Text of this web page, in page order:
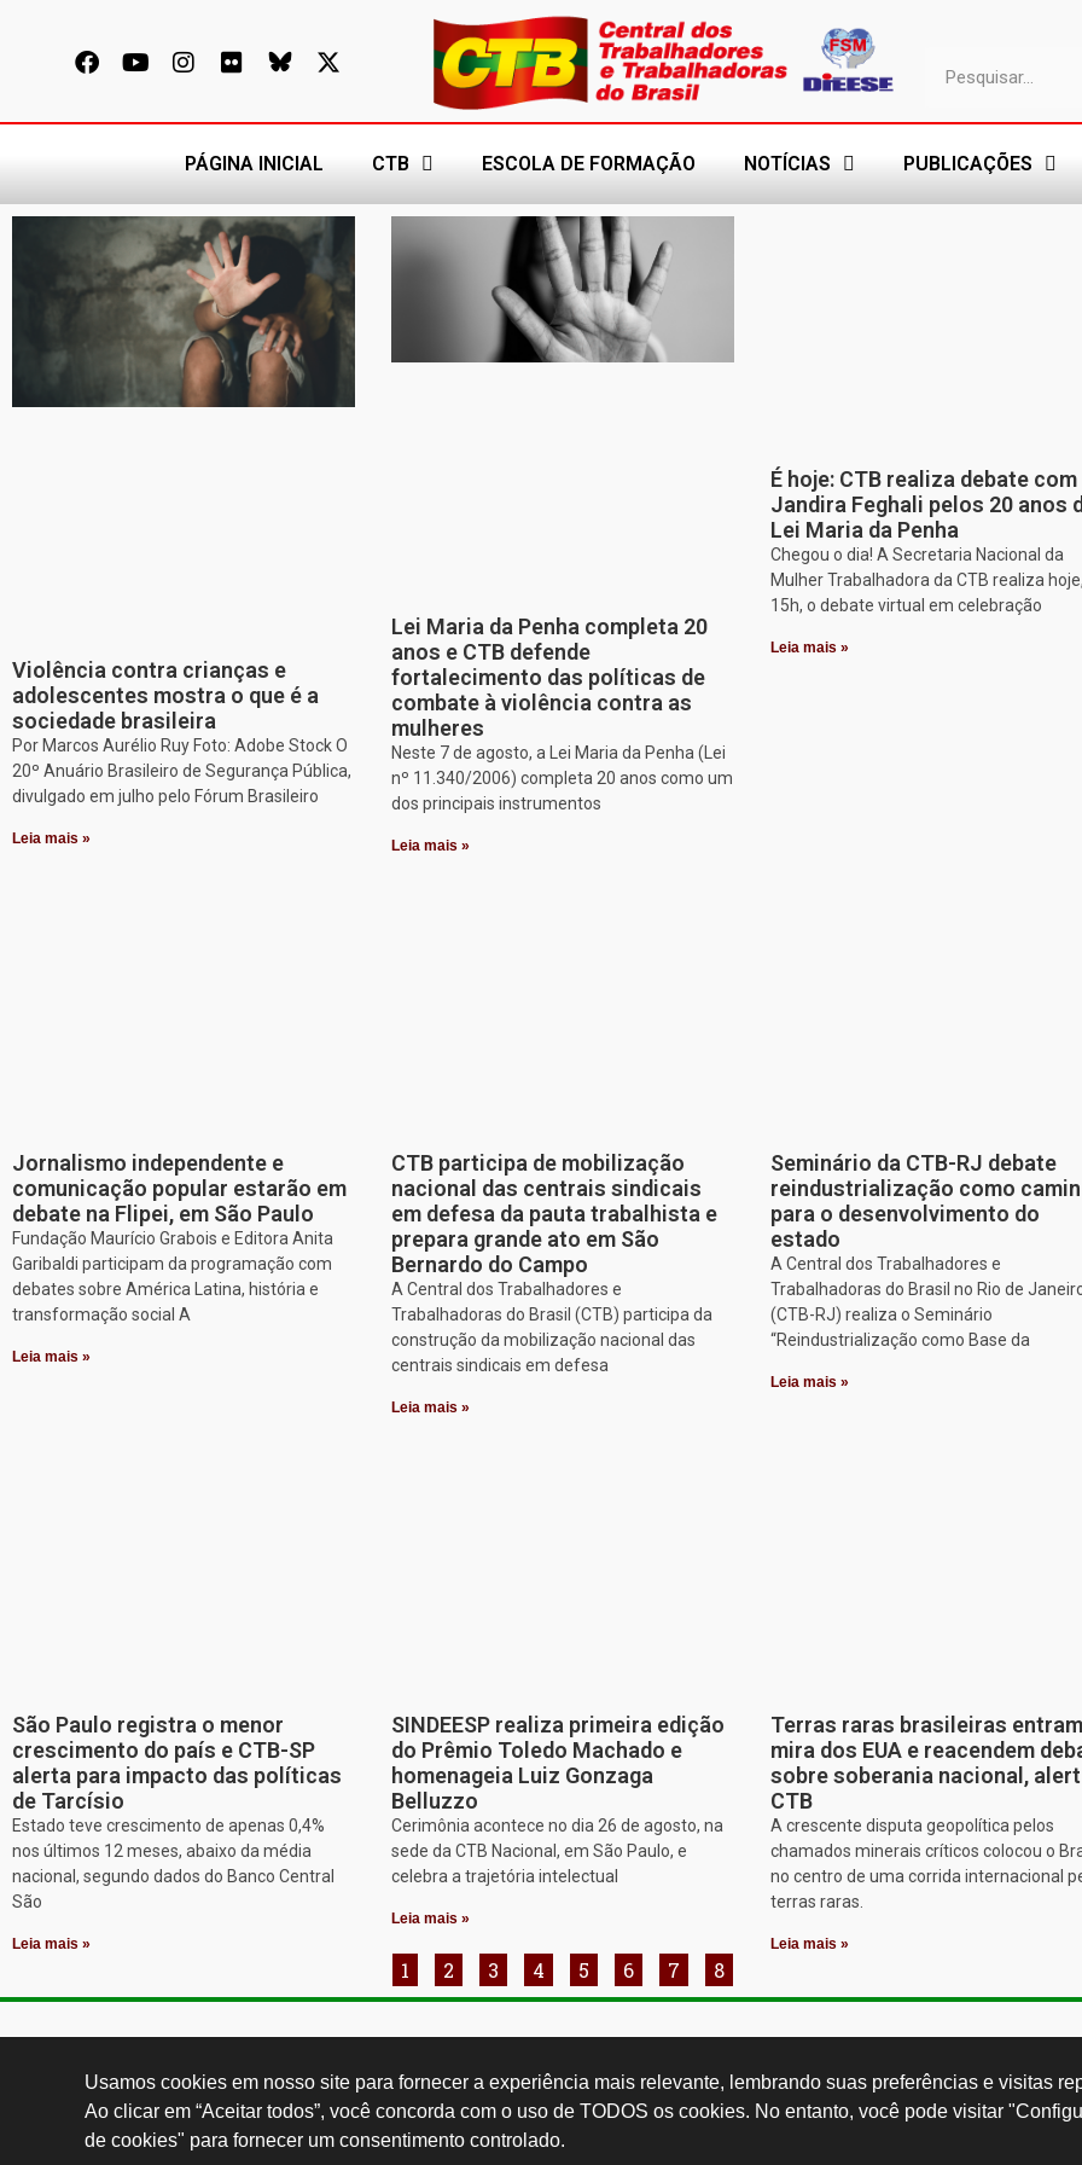
PÁGINA INICIAL CTB ESCOLA DE FORMAÇÃO NOTÍCIAS PUBLICAÇÕES
Violência contra crianças e
adolescentes mostra o que é a
sociedade brasileira
Por Marcos Aurélio Ruy Foto: Adobe Stock O
20º Anuário Brasileiro de Segurança Pública,
divulgado em julho pelo Fórum Brasileiro
Leia mais »
Lei Maria da Penha completa 20
anos e CTB defende
fortalecimento das políticas de
combate à violência contra as
mulheres
Neste 7 de agosto, a Lei Maria da Penha (Lei
nº 11.340/2006) completa 20 anos como um
dos principais instrumentos
Leia mais »
É hoje: CTB realiza debate com
Jandira Feghali pelos 20 anos
Lei Maria da Penha
Chegou o dia! A Secretaria Nacional da
Mulher Trabalhadora da CTB realiza
15h, o debate virtual em celebração
Leia mais »
Jornalismo independente e
comunicação popular estarão em
debate na Flipei, em São Paulo
Fundação Maurício Grabois e Editora Anita
Garibaldi participam da programação com
debates sobre América Latina, história e
transformação social A
Leia mais »
CTB participa de mobilização
nacional das centrais sindicais
em defesa da pauta trabalhista e
prepara grande ato em São
Bernardo do Campo
A Central dos Trabalhadores e
Trabalhadoras do Brasil (CTB) participa da
construção da mobilização nacional das
centrais sindicais em defesa
Leia mais »
Seminário da CTB-RJ debate
reindustrialização como
para o desenvolvimento do
estado
A Central dos Trabalhadores e
Trabalhadoras do Brasil no Rio de
(CTB-RJ) realiza o Seminário
“Reindustrialização como Base da
Leia mais »
São Paulo registra o menor
crescimento do país e CTB-SP
alerta para impacto das políticas
de Tarcísio
Estado teve crescimento de apenas 0,4%
nos últimos 12 meses, abaixo da média
nacional, segundo dados do Banco Central
São
Leia mais »
SINDEESP realiza primeira edição
do Prêmio Toledo Machado e
homenageia Luiz Gonzaga
Belluzzo
Cerimônia acontece no dia 26 de agosto, na
sede da CTB Nacional, em São Paulo, e
celebra a trajetória intelectual
Leia mais »
Terras raras brasileiras
mira dos EUA e reacendem
sobre soberania nacional,
CTB
A crescente disputa geopolítica pelos
chamados minerais críticos colocou o
no centro de uma corrida internacional
terras raras.
Leia mais »
1 2 3 4 5 6 7 8
Paulo - SP -
Usamos cookies em nosso site para fornecer a experiência mais relevante, lembrando suas preferências e visitas
Ao clicar em “Aceitar todos”, você concorda com o uso de TODOS os cookies. No entanto, você pode visitar
de cookies" para fornecer um consentimento controlado.